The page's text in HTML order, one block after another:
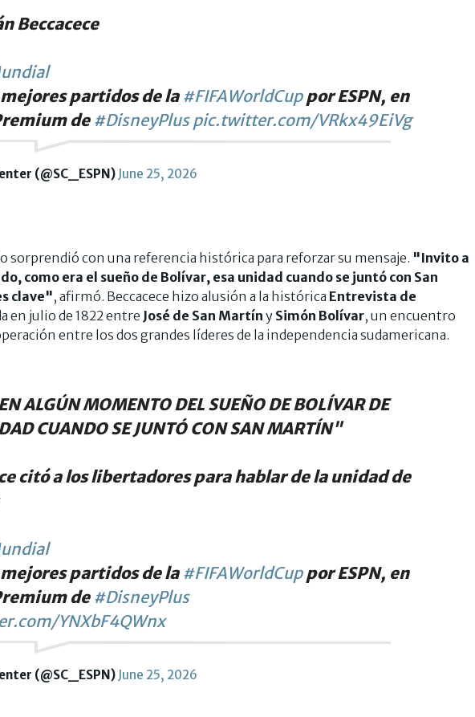
Beccacece
partidos de la #FIFAWorldCuppor ESPN, en
de #DisneyPlus pic.twitter.com/VRkx49EiVg
(@SC_ESPN) June 25, 2026
sorprendió con una referencia histórica para reforzar su mensaje. "Invito a
como era el sueño de Bolívar, esa unidad cuando se juntó con San
clave", afirmó. Beccacece hizo alusión a la histórica Entrevista de
en julio de 1822 entre José de San Martín y Simón Bolívar, un encuentro
entre los dos grandes líderes de la independencia sudamericana.
ALGÚN MOMENTO DEL SUEÑO DE BOLÍVAR DE
CUANDO SE JUNTÓ CON SAN MARTÍN"
citó a los libertadores para hablar de la unidad de
partidos de la #FIFAWorldCuppor ESPN, en
de #DisneyPlus
YNXbF4QWnx
(@SC_ESPN) June 25, 2026